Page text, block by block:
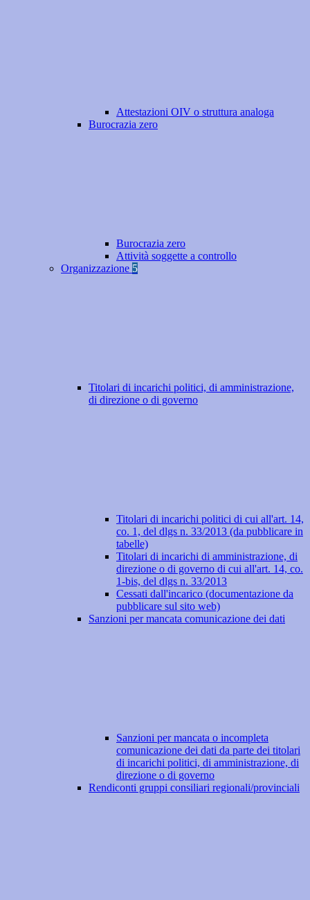
Attestazioni OIV o struttura analoga
Burocrazia zero
Burocrazia zero
Attività soggette a controllo
Organizzazione 5
Titolari di incarichi politici, di amministrazione,
di direzione o di governo
Titolari di incarichi politici di cui all'art. 14,
co. 1, del dlgs n. 33/2013 (da pubblicare in
tabelle)
Titolari di incarichi di amministrazione, di
direzione o di governo di cui all'art. 14, co.
1-bis, del dlgs n. 33/2013
Cessati dall'incarico (documentazione da
pubblicare sul sito web)
Sanzioni per mancata comunicazione dei dati
Sanzioni per mancata o incompleta
comunicazione dei dati da parte dei titolari
di incarichi politici, di amministrazione, di
direzione o di governo
Rendiconti gruppi consiliari regionali/provinciali